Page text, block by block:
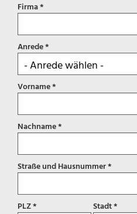
Firma *
Anrede *
Vorname *
Nachname *
Straße und Hausnummer *
PLZ * Stadt *